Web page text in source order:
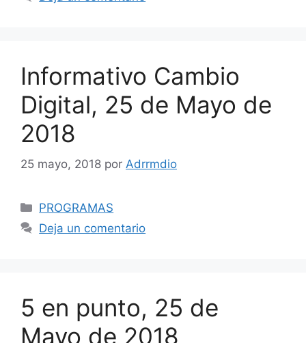
Informativo Cambio
Digital, 25 de Mayo de
2018
25 mayo, 2018 por Adrrmdio
Categorías
PROGRAMAS
Deja un comentario
5 en punto, 25 de
Mayo de 2018